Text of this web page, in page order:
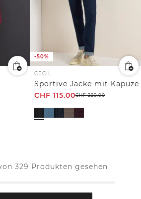
-50%
CECIL
Sportive Jacke mit Kapuze
CHF 115.00CHF229.00
329 Produkten gesehen